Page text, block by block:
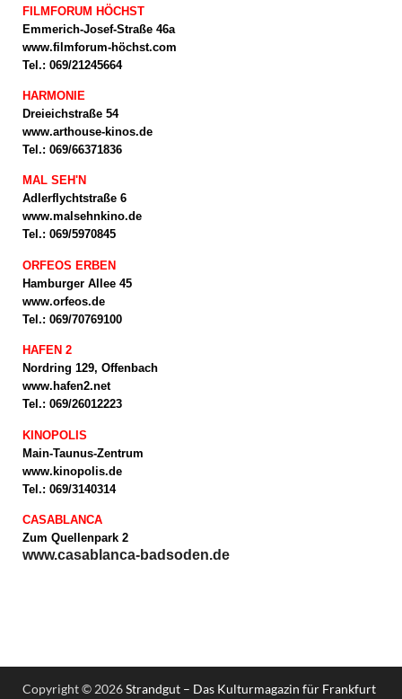
FILMFORUM HÖCHST
Emmerich-Josef-Straße 46a
www.filmforum-höchst.com
Tel.: 069/21245664
HARMONIE
Dreieichstraße 54
www.arthouse-kinos.de
Tel.: 069/66371836
MAL SEH'N
Adlerflychtstraße 6
www.malsehnkino.de
Tel.: 069/5970845
ORFEOS ERBEN
Hamburger Allee 45
www.orfeos.de
Tel.: 069/70769100
HAFEN 2
Nordring 129, Offenbach
www.hafen2.net
Tel.: 069/26012223
KINOPOLIS
Main-Taunus-Zentrum
www.kinopolis.de
Tel.: 069/3140314
CASABLANCA
Zum Quellenpark 2
www.casablanca-badsoden.de
Copyright © 2026Strandgut – Das Kulturmagazin für Frankfurt